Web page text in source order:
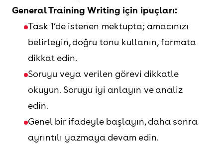
General Training Writing için ipuçları:
Task 1’de istenen mektupta; amacınızı
belirleyin, doğru tonu kullanın, formata
dikkat edin.
Soruyu veya verilen görevi dikkatle
okuyun. Soruyu iyi anlayın ve analiz
edin.
Genel bir ifadeyle başlayın, daha sonra
ayrıntılı yazmaya devam edin.